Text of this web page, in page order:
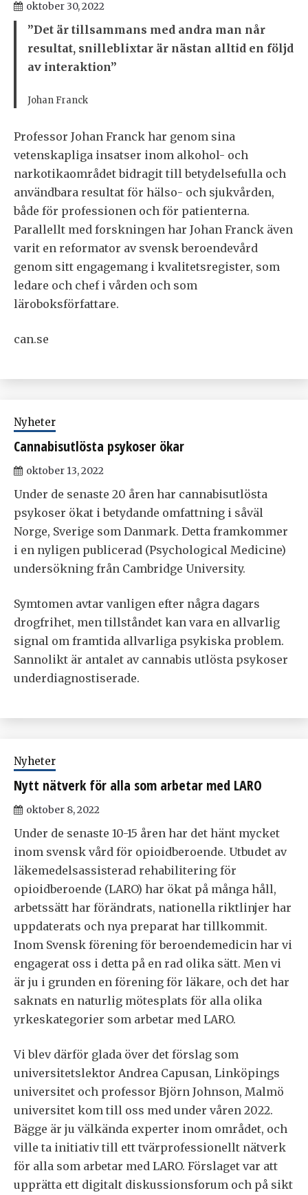
oktober 30, 2022
”Det är tillsammans med andra man når
resultat, snilleblixtar är nästan alltid en följd
av interaktion”
Johan Franck
Professor Johan Franck har genom sina
vetenskapliga insatser inom alkohol- och
narkotikaområdet bidragit till betydelsefulla och
användbara resultat för hälso- och sjukvården,
både för professionen och för patienterna.
Parallellt med forskningen har Johan Franck även
varit en reformator av svensk beroendevård
genom sitt engagemang i kvalitetsregister, som
ledare och chef i vården och som
läroboksförfattare.
can.se
Nyheter
Cannabisutlösta psykoser ökar
oktober 13, 2022
Under de senaste 20 åren har cannabisutlösta
psykoser ökat i betydande omfattning i såväl
Norge, Sverige som Danmark. Detta framkommer
i en nyligen publicerad (Psychological Medicine)
undersökning från Cambridge University.
Symtomen avtar vanligen efter några dagars
drogfrihet, men tillståndet kan vara en allvarlig
signal om framtida allvarliga psykiska problem.
Sannolikt är antalet av cannabis utlösta psykoser
underdiagnostiserade.
Nyheter
Nytt nätverk för alla som arbetar med LARO
oktober 8, 2022
Under de senaste 10-15 åren har det hänt mycket
inom svensk vård för opioidberoende. Utbudet av
läkemedelsassisterad rehabilitering för
opioidberoende (LARO) har ökat på många håll,
arbetssätt har förändrats, nationella riktlinjer har
uppdaterats och nya preparat har tillkommit.
Inom Svensk förening för beroendemedicin har vi
engagerat oss i detta på en rad olika sätt. Men vi
är ju i grunden en förening för läkare, och det har
saknats en naturlig mötesplats för alla olika
yrkeskategorier som arbetar med LARO.
Vi blev därför glada över det förslag som
universitetslektor Andrea Capusan, Linköpings
universitet och professor Björn Johnson, Malmö
universitet kom till oss med under våren 2022.
Bägge är ju välkända experter inom området, och
ville ta initiativ till ett tvärprofessionellt nätverk
för alla som arbetar med LARO. Förslaget var att
upprätta ett digitalt diskussionsforum och på sikt